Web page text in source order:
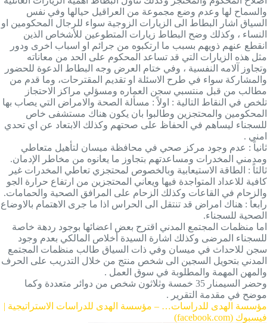
والسماح لها وعدم وضع مجموعة من العراقيل حيالها وفي نفس
السياق اشار البطاط الى الزيارات الزوجية سواء للرجال المحكومين او
النساء ، وكذلك وضح البطاط زيارات المتطوعين للأشخاص الذين
انقطع عنهم ذويهم بسبب ما ارتكبوه من جرائم او اسباب اخرى ودور
مثل هذه الزيارات التي قد تساعد المحكوم على الحد من معاناته
وتجاوز آلامه النفسية ، وفي ختام العرض وجه البطاط الدعوة للحضور
والمشاركة سواء في طرح الاسئلة او تقديم المقترحات، وما قدم من
مطالب من قبل منتسبي سجن العماره ومسؤلي مراكز الاحتجاز
تلخص في النقاط التالية : اولاً : مسألة الصحة والامراض التي يصاب بها
المحكومين والمحتجزين وطالبوا بان يكون هناك مستشفى خاص
للسجناء ليساهم في الحفاظ على صحتهم وكذلك الابتعاد عن اي تحدي
امني .
ثانياً : عدم وجود مركز صحي في محافظة ميسان لتأهيل متعاطي
ومدمني المخدرات ومساعدتهم بتجاوز ما يعانوه من مخاطر الإدمان.
ثالثاً : الطاقة الاستيعابية وبالخصوص لمحتجزي تعاطي المخدرات غير
كافية للاعداد المتواجدة فيها ويعاني المحتجزين من ارتفاع حرارة الجو
والزحام في القاعات وكذلك الزحام على المرافق الصحية والحمامات.
رابعاً : هناك امراض قد تنتقل الى الحراس اذا ما جرى الاهتمام بالاوضاع
الصحية للسجناء.
اما منظمات المجتمع المدني اقترح بعض اعضائها بوجود ردهة خاصة
للسجناء المرضى وكذلك اشارة السيدة أخلاص المالكي بعدم وجود
سجن للاحداث في ميسان وفي ذات السياق طالب منظمات المجتمع
المدني بتحويل السجين الى شخص منتج من خلال التدريب على الحرف
والمهن المهمة والمطلوبة في سوق العمل .
وحضر السيمنار 35 خمسة وثلاثون شخص من دوائر متعددة وكما
موضح في مقدمة التقرير .
مؤسسة الهدى للدراسات… – مؤسسة الهدى للدراسات الاستراتيجية |
فيسبوك (facebook.com)